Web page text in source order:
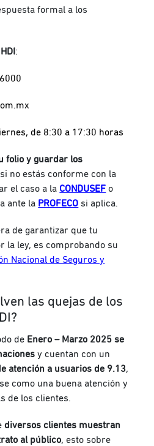
formal a los
:
de 8:30 a 17:30 horas
folio y guardar los
no estás conforme con la
el caso a la CONDUSEF o
ante la PROFECO si aplica.
de garantizar que tu
la ley, es comprobando su
Nacional de Seguros y
las quejas de los
de Enero – Marzo 2025 se
y cuentan con un
atención a usuarios de 9.13,
como una buena atención y
de los clientes.
diversos clientes muestran
al público, esto sobre